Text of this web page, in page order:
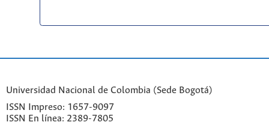
Universidad Nacional de Colombia (Sede Bogotá)
ISSN Impreso: 1657-9097
ISSN En línea: 2389-7805